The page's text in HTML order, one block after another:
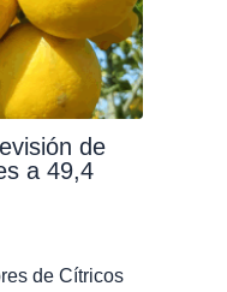
de
a 49,4
de Cítricos